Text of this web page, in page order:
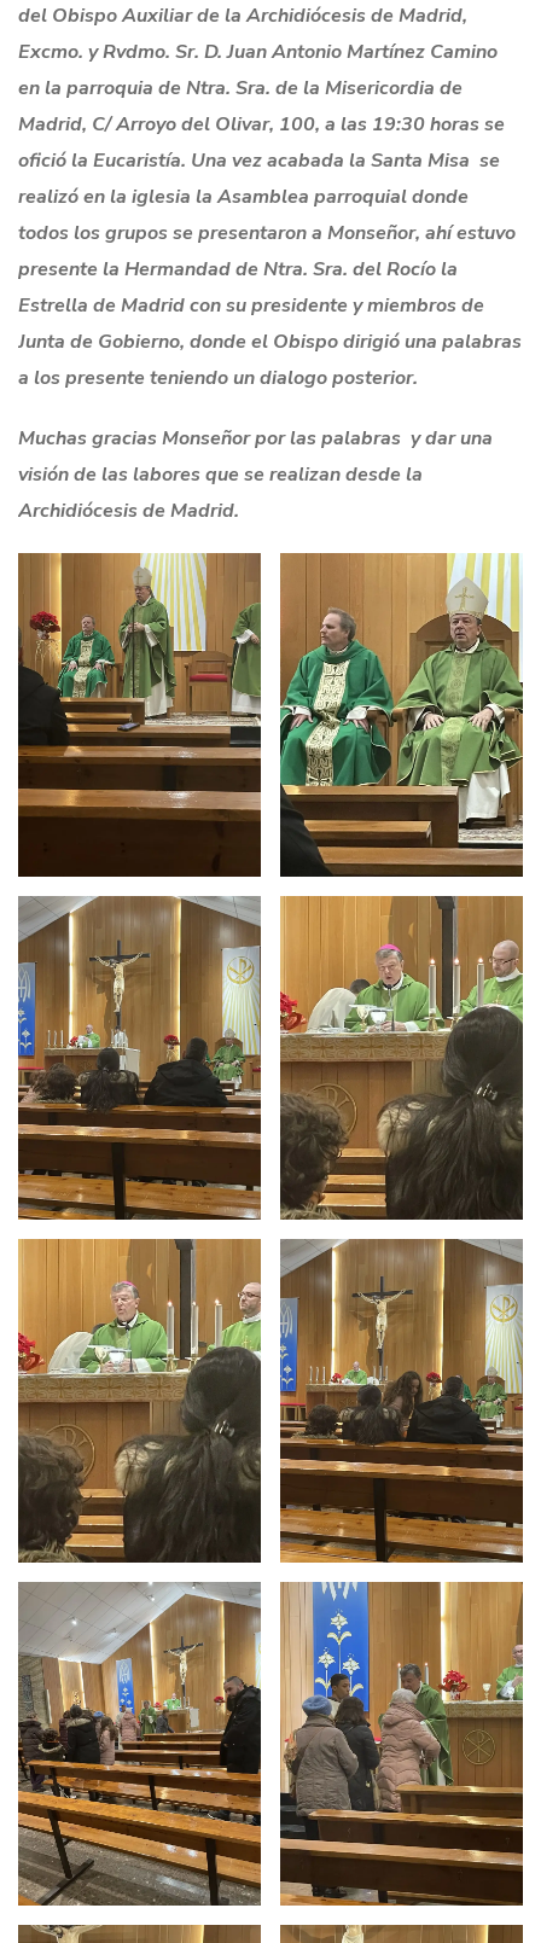
del Obispo Auxiliar de la Archidiócesis de Madrid,
Excmo. y Rvdmo. Sr. D. Juan Antonio Martínez Camino
en la parroquia de Ntra. Sra. de la Misericordia de
Madrid, C/ Arroyo del Olivar, 100, a las 19:30 horas se
ofició la Eucaristía. Una vez acabada la Santa Misa se
realizó en la iglesia la Asamblea parroquial donde
todos los grupos se presentaron a Monseñor, ahí estuvo
presente la Hermandad de Ntra. Sra. del Rocío la
Estrella de Madrid con su presidente y miembros de
Junta de Gobierno, donde el Obispo dirigió una palabras
a los presente teniendo un dialogo posterior.
Muchas gracias Monseñor por las palabras y dar una
visión de las labores que se realizan desde la
Archidiócesis de Madrid.